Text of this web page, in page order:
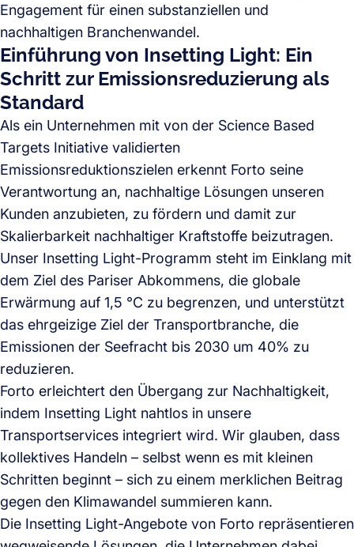
Engagement für einen substanziellen und
nachhaltigen Branchenwandel.
Einführung von Insetting Light: Ein
Schritt zur Emissionsreduzierung als
Standard
Als ein Unternehmen mit von der Science Based
Targets Initiative validierten
Emissionsreduktionszielen erkennt Forto seine
Verantwortung an, nachhaltige Lösungen unseren
Kunden anzubieten, zu fördern und damit zur
Skalierbarkeit nachhaltiger Kraftstoffe beizutragen.
Unser Insetting Light-Programm steht im Einklang mit
dem Ziel des Pariser Abkommens, die globale
Erwärmung auf 1,5 °C zu begrenzen, und unterstützt
das ehrgeizige Ziel der Transportbranche, die
Emissionen der Seefracht bis 2030 um 40% zu
reduzieren.
Forto erleichtert den Übergang zur Nachhaltigkeit,
indem Insetting Light nahtlos in unsere
Transportservices integriert wird. Wir glauben, dass
kollektives Handeln – selbst wenn es mit kleinen
Schritten beginnt – sich zu einem merklichen Beitrag
gegen den Klimawandel summieren kann.
Die Insetting Light-Angebote von Forto repräsentieren